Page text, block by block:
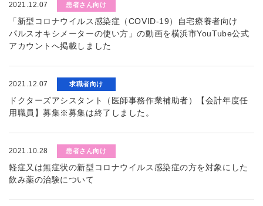
2021.12.07 患者さん向け
「新型コロナウイルス感染症（COVID-19）自宅療養者向け
パルスオキシメーターの使い方」の動画を横浜市YouTube公式
アカウントへ掲載しました
2021.12.07 求職者向け
ドクターズアシスタント（医師事務作業補助者）【会計年度任
用職員】募集※募集は終了しました。
2021.10.28 患者さん向け
軽症又は無症状の新型コロナウイルス感染症の方を対象にした
飲み薬の治験について